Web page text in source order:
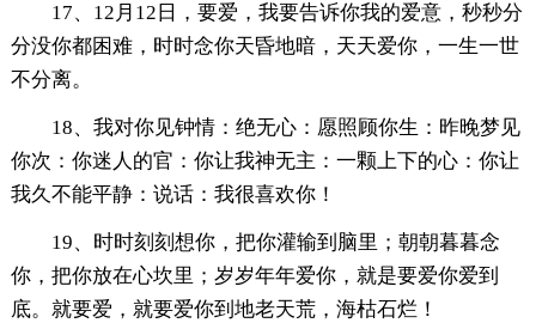
17、12月12日，要爱，我要告诉你我的爱意，秒秒分
分没你都困难，时时念你天昏地暗，天天爱你，一生一世
不分离。
18、我对你见钟情：绝无心：愿照顾你生：昨晚梦见
你次：你迷人的官：你让我神无主：一颗上下的心：你让
我久不能平静：说话：我很喜欢你！
19、时时刻刻想你，把你灌输到脑里；朝朝暮暮念
你，把你放在心坎里；岁岁年年爱你，就是要爱你爱到
底。就要爱，就要爱你到地老天荒，海枯石烂！